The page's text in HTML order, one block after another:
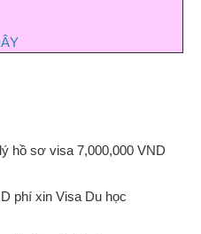
hồ sơ visa 7,000,000 VND
phí xin Visa Du học